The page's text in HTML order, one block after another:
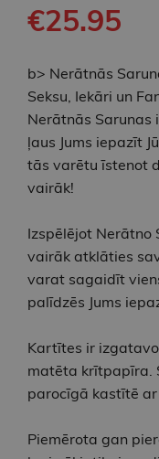
€25.95
b> Nerātnās
Seksu, Iekāri un
Nerātnās Sarunas
ļaus Jums iepazīt
tās varētu īstenot
vairāk!
Izspēlējot Nerātno
vairāk atklāties
varat sagaidīt
palīdzēs Jums
Kartītes ir
matēta krītpapīra.
parocīgā kastītē ar
Piemērota gan